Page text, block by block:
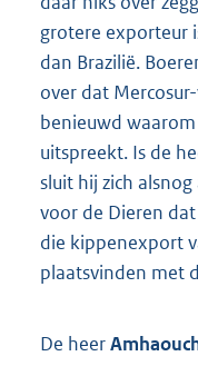
grotere exporteur
dan Brazilië.
over dat
benieuwd
uitspreekt. Is de
sluit hij zich
voor de Dieren
die kippenexport
plaatsvinden met
De heer